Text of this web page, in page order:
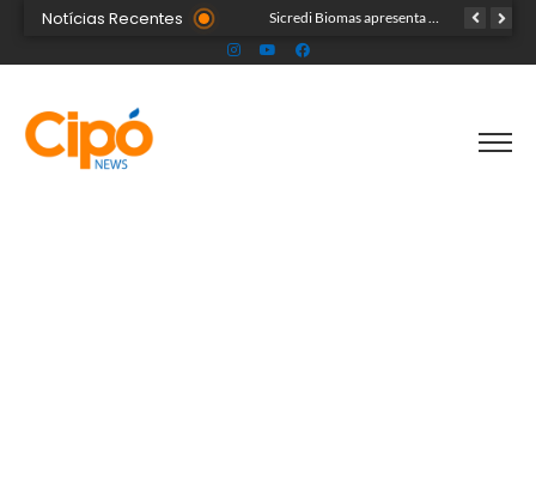
Notícias Recentes Acre segue em alerta para casos de síndrome respiratória aguda grave, aponta Fiocruz